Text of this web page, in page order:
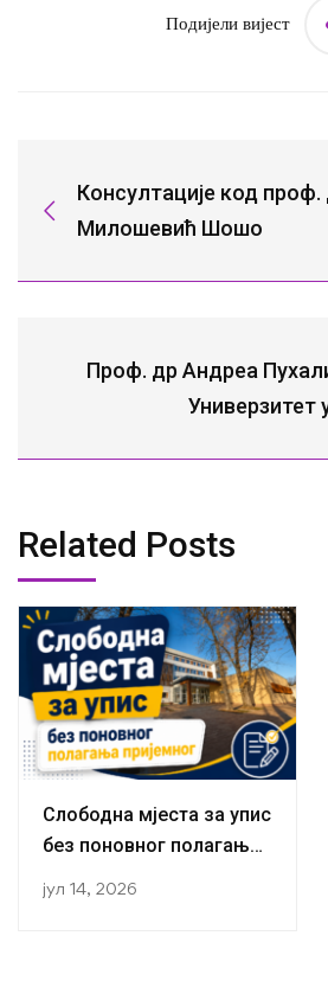
Подијели вијест
Консултације код
Милошевић Шошо
Проф. др Андреа
Универзитет
Related Posts
Слободна мјеста за упис
без поновног полагања
јул 14, 2026